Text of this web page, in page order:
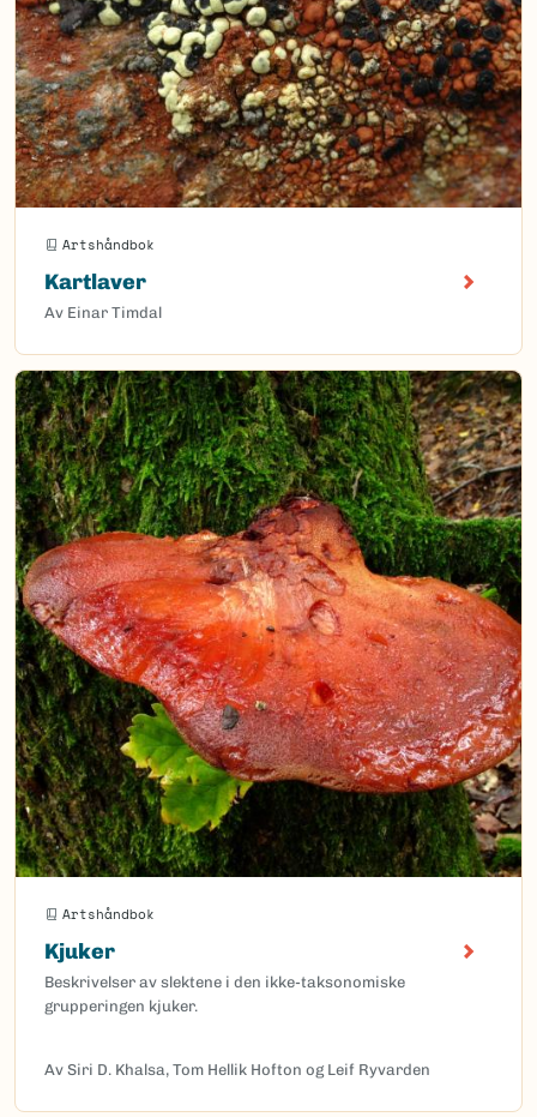
Artshåndbok
Kartlaver
Av Einar Timdal
Artshåndbok
Kjuker
Beskrivelser av slektene i den ikke-taksonomiske
grupperingen kjuker.
Av Siri D. Khalsa, Tom Hellik Hofton og Leif Ryvarden